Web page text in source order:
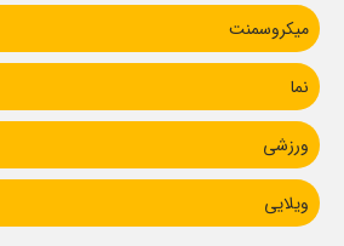
میکروسمنت
نما
ورزشی
ویلایی